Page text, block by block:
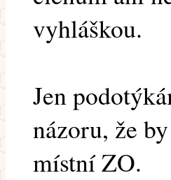
vyhláškou.
Jen
názoru, že
místní ZO.